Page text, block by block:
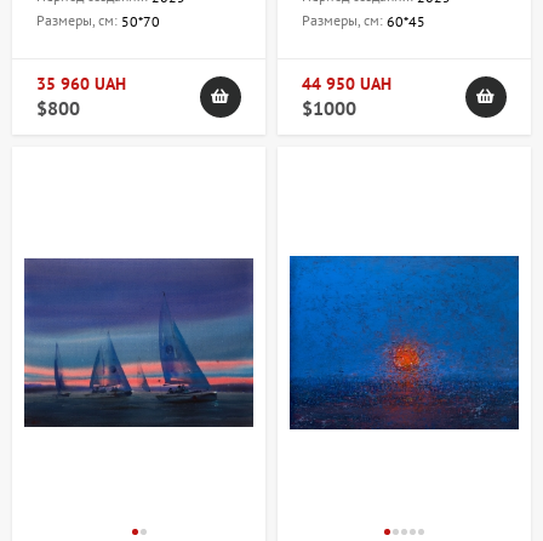
Размеры, см: 50*70
35 960 UAH
$800
Размеры, см: 60*45
44 950 UAH
$1000